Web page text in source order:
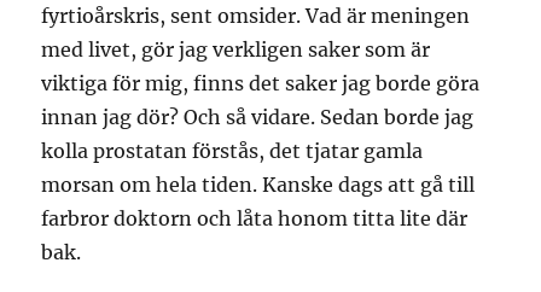
fyrtioårskris, sent omsider. Vad är meningen
med livet, gör jag verkligen saker som är
viktiga för mig, finns det saker jag borde göra
innan jag dör? Och så vidare. Sedan borde jag
kolla prostatan förstås, det tjatar gamla
morsan om hela tiden. Kanske dags att gå till
farbror doktorn och låta honom titta lite där
bak.